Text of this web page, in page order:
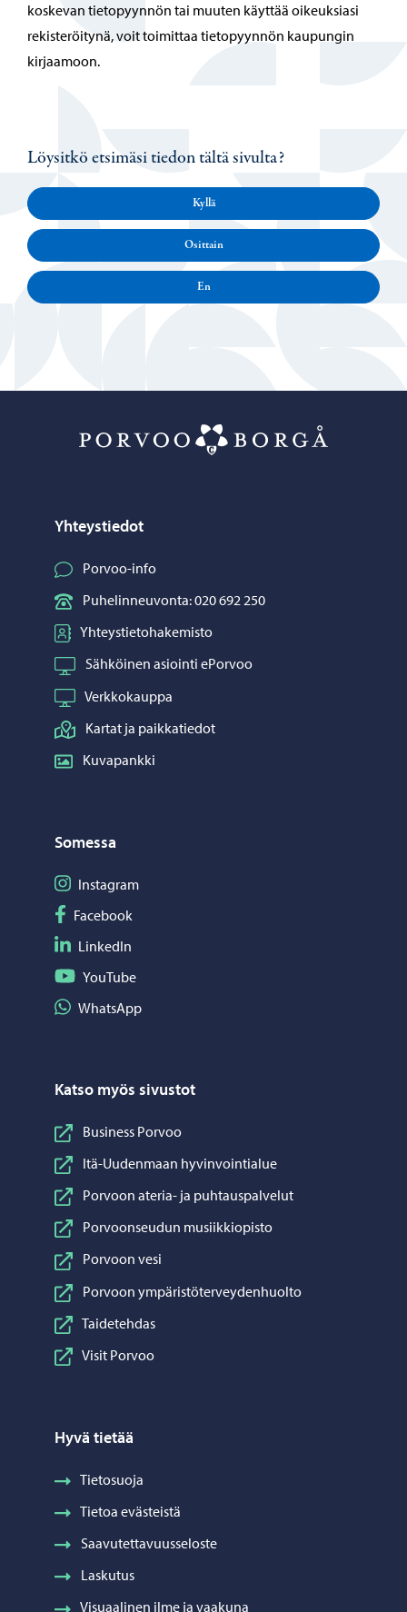
koskevan tietopyynnön tai muuten käyttää oikeuksiasi
rekisteröitynä, voit toimittaa tietopyynnön kaupungin
kirjaamoon.
Löysitkö etsimäsi tiedon tältä sivulta?
Kyllä
Osittain
En
Yhteystiedot
Porvoo-info
Puhelinneuvonta: 020 692 250
Yhteystietohakemisto
Sähköinen asiointi ePorvoo
Verkkokauppa
Kartat ja paikkatiedot
Kuvapankki
Somessa
Seuraa Instagram
Instagram
Seuraa Facebook
Facebook
Seuraa LinkedIn
LinkedIn
Seuraa YouTube
YouTube
Jaa WhatsApp
WhatsApp
Katso myös sivustot
Business Porvoo
Itä-Uudenmaan hyvinvointialue
Porvoon ateria- ja puhtauspalvelut
Porvoonseudun musiikkiopisto
Porvoon vesi
Porvoon ympäristöterveydenhuolto
Taidetehdas
Visit Porvoo
Hyvä tietää
Tietosuoja
Tietoa evästeistä
Saavutettavuusseloste
Laskutus
Visuaalinen ilme ja vaakuna